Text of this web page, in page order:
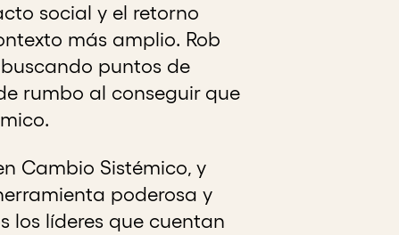
social y el retorno
más amplio. Rob
puntos de
rumbo al conseguir que
Cambio Sistémico, y
poderosa y
los líderes que cuentan